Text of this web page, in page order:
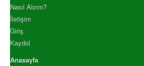
ZENCEFİL ÖĞÜTÜLMÜŞ 5.
Nasıl Alırım?
İletişim
Giriş
Kaydol
Anasayfa